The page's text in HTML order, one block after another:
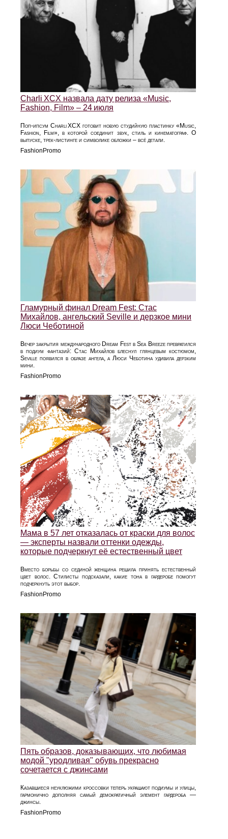
Charli XCX назвала дату релиза «Music,
Fashion, Film» – 24 июля
Поп-ипсум Charli XCX готовит новую студийную пластинку «Music,
Fashion, Film», в которой соединит звук, стиль и кинематограф. О
выпуске, трек‑листинге и символике обложки – всё детали.
FashionPromo
Гламурный финал Dream Fest: Стас
Михайлов, ангельский Seville и дерзкое мини
Люси Чеботиной
Вечер закрытия международного Dream Fest в Sea Breeze превратился
в подиум фантазий: Стас Михайлов блеснул глянцевым костюмом,
Seville появился в образе ангела, а Люси Чеботина удивила дерзким
мини.
FashionPromo
Мама в 57 лет отказалась от краски для волос
— эксперты назвали оттенки одежды,
которые подчеркнут её естественный цвет
Вместо борьбы со сединой женщина решила принять естественный
цвет волос. Стилисты подсказали, какие тона в гардеробе помогут
подчеркнуть этот выбор.
FashionPromo
Пять образов, доказывающих, что любимая
модой "уродливая" обувь прекрасно
сочетается с джинсами
Казавшиеся неуклюжими кроссовки теперь украшают подиумы и улицы,
гармонично дополняя самый демократичный элемент гардероба —
джинсы.
FashionPromo